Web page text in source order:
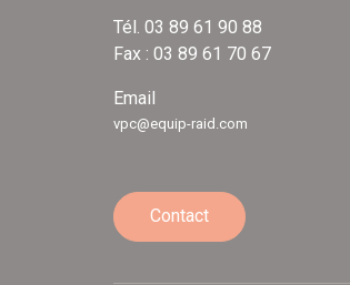
Tél. 03 89 61 90 88
Fax : 03 89 61 70 67
Email
vpc@equip-raid.com
Contact